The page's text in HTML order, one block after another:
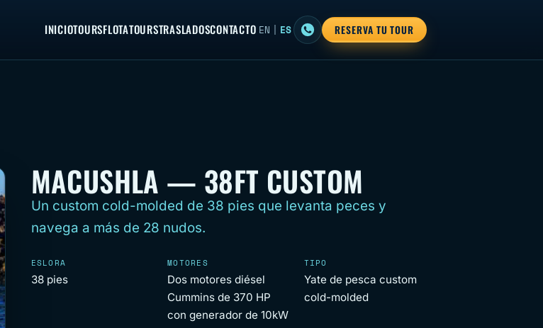
INICIOTOURSFLOTATOURSTRASLADOSCONTACTO EN | ES RESERVA TU TOUR
MACUSHLA — 38FT CUSTOM
Un custom cold-molded de 38 pies que levanta peces y
navega a más de 28 nudos.
ESLORA
38 pies
MOTORES
Dos motores diésel
Cummins de 370 HP
con generador de 10kW
TIPO
Yate de pesca custom
cold-molded